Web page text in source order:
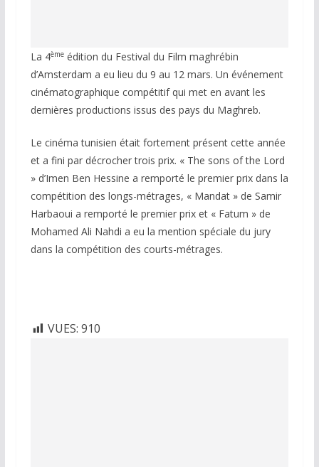
La 4èmeédition du Festival du Film maghrébin
d’Amsterdam a eu lieu du 9 au 12 mars. Un événement
cinématographique compétitif qui met en avant les
dernières productions issus des pays du Maghreb.
Le cinéma tunisien était fortement présent cette année
et a fini par décrocher trois prix. « The sons of the Lord
» d’Imen Ben Hessine a remporté le premier prix dans la
compétition des longs-métrages, « Mandat » de Samir
Harbaoui a remporté le premier prix et « Fatum » de
Mohamed Ali Nahdi a eu la mention spéciale du jury
dans la compétition des courts-métrages.
VUES: 910